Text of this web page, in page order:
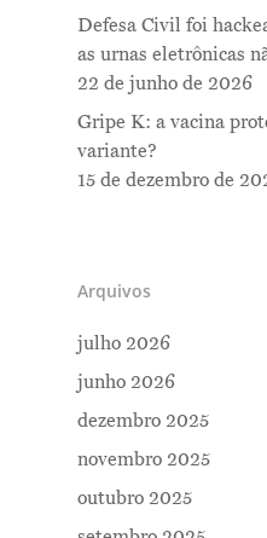
Defesa Civil foi
as urnas eletrônicas
22 de junho de 2026
Gripe K: a vacina
variante?
15 de dezembro de
Arquivos
julho 2026
junho 2026
dezembro 2025
novembro 2025
outubro 2025